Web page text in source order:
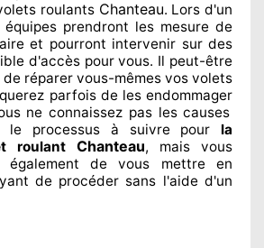
roulants Chanteau. Lors d'un
équipes prendront les mesure de
et pourront intervenir sur des
d'accès pour vous. Il peut-être
réparer vous-mêmes vos volets
parfois de les endommager
ne connaissez pas les causes
le processus à suivre pour la
roulant Chanteau, mais vous
de vous mettre en
de procéder sans l'aide d'un